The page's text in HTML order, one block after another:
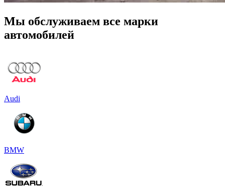
Мы обслуживаем все марки
автомобилей
Audi
BMW